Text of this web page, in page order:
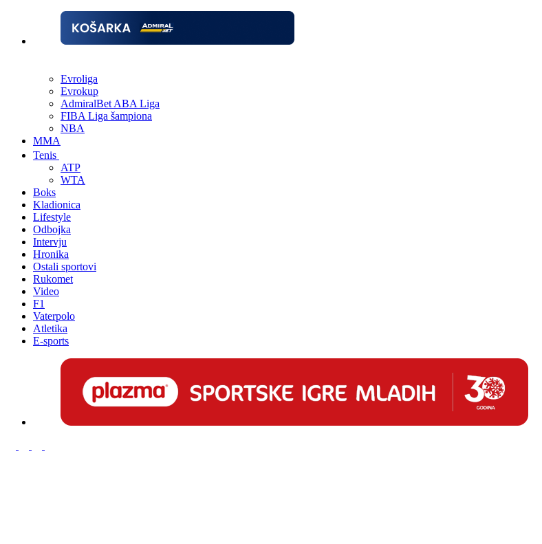
Evroliga
Evrokup
AdmiralBet ABA Liga
FIBA Liga šampiona
NBA
MMA
Tenis
ATP
WTA
Boks
Kladionica
Lifestyle
Odbojka
Intervju
Hronika
Ostali sportovi
Rukomet
Video
F1
Vaterpolo
Atletika
E-sports